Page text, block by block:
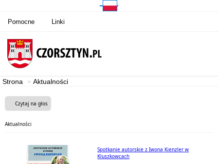
Pomocne Linki
Strona Aktualności
Czytaj na głos
Aktualności
Spotkanie autorskie z Iwoną Kienzler w
Kluszkowcach